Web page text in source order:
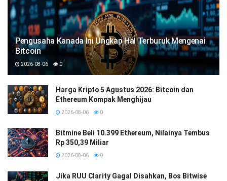
Pengusaha Kanada Ini Ungkap Hal Terburuk Mengenai
Bitcoin
2026-08-06 0
Harga Kripto 5 Agustus 2026: Bitcoin dan
Ethereum Kompak Menghijau
2026-08-06 0
Bitmine Beli 10.399 Ethereum, Nilainya Tembus
Rp 350,39 Miliar
2026-08-06 0
Jika RUU Clarity Gagal Disahkan, Bos Bitwise